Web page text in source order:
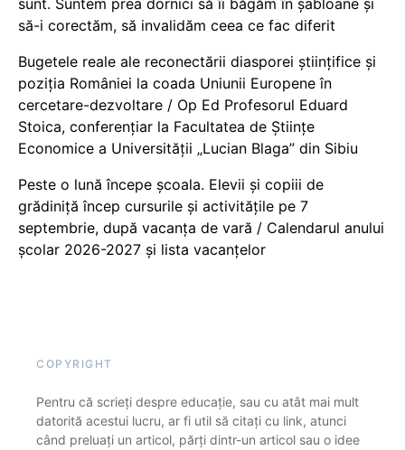
sunt. Suntem prea dornici să îi băgăm în șabloane și
să-i corectăm, să invalidăm ceea ce fac diferit
Bugetele reale ale reconectării diasporei științifice și
poziția României la coada Uniunii Europene în
cercetare-dezvoltare / Op Ed Profesorul Eduard
Stoica, conferențiar la Facultatea de Științe
Economice a Universității „Lucian Blaga” din Sibiu
Peste o lună începe școala. Elevii și copiii de
grădiniță încep cursurile și activitățile pe 7
septembrie, după vacanța de vară / Calendarul anului
școlar 2026-2027 și lista vacanțelor
COPYRIGHT
Pentru că scrieți despre educație, sau cu atât mai mult
datorită acestui lucru, ar fi util să citați cu link, atunci
când preluați un articol, părți dintr-un articol sau o idee